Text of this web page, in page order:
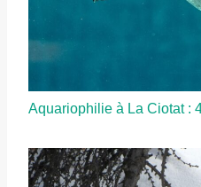
Aquariophilie à La Ciotat :